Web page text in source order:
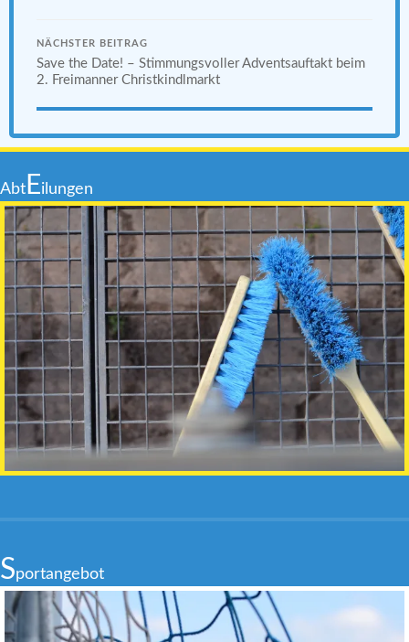
NÄCHSTER BEITRAG
Save the Date! – Stimmungsvoller Adventsauftakt beim
2. Freimanner Christkindlmarkt
Abt Eilungen
Sportangebot